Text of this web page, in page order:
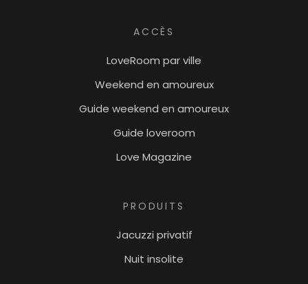
ACCÈS
LoveRoom par ville
Weekend en amoureux
Guide weekend en amoureux
Guide loveroom
Love Magazine
PRODUITS
Jacuzzi privatif
Nuit insolite